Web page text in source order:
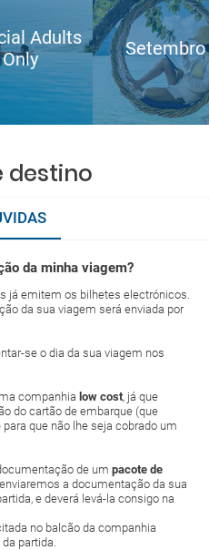
Adults
Only
Setembro
destino
da minha viagem?
já emitem os bilhetes electrónicos.
da sua viagem será enviada por
se o dia da sua viagem nos
companhia low cost, já que
do cartão de embarque (que
que não lhe seja cobrado um
de um pacote de
a documentação da sua
e deverá levá-la consigo na
no balcão da companhia
partida.